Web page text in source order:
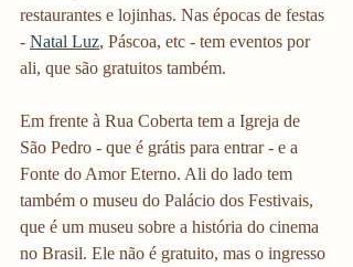
restaurantes e lojinhas. Nas épocas de festas
- Natal Luz, Páscoa, etc - tem eventos por
ali, que são gratuitos também.
Em frente à Rua Coberta tem a Igreja de
São Pedro - que é grátis para entrar - e a
Fonte do Amor Eterno. Ali do lado tem
também o museu do Palácio dos Festivais,
que é um museu sobre a história do cinema
no Brasil. Ele não é gratuito, mas o ingresso